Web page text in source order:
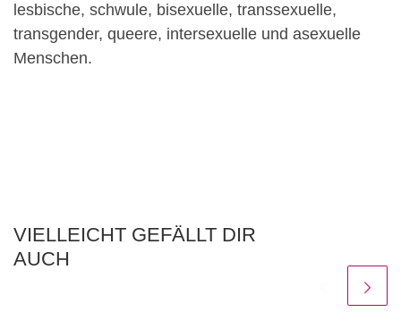
lesbische, schwule, bisexuelle, transsexuelle,
transgender, queere, intersexuelle und asexuelle
Menschen.
VIELLEICHT GEFÄLLT DIR
AUCH